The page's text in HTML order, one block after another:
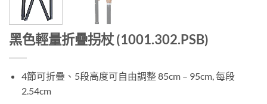
黑色輕量折疊拐杖 (1001.302.PSB)
4節可折疊、5段高度可自由調整 85cm – 95cm, 每段
2.54cm